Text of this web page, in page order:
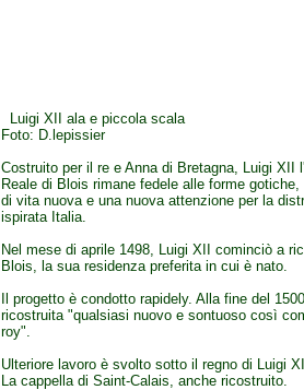
Luigi XII ala e piccola scala
Foto: D.lepissier
Costruito per il re e Anna di Bretagna, Luigi XII
Reale di Blois rimane fedele alle forme
di vita nuova e una nuova attenzione per la
ispirata Italia.
Nel mese di aprile 1498, Luigi XII cominciò a
Blois, la sua residenza preferita in cui è nato.
Il progetto è condotto rapidely. Alla fine del
ricostruita "qualsiasi nuovo e sontuoso così
roy".
Ulteriore lavoro è svolto sotto il regno di Luigi
La cappella di Saint-Calais, anche ricostruito.